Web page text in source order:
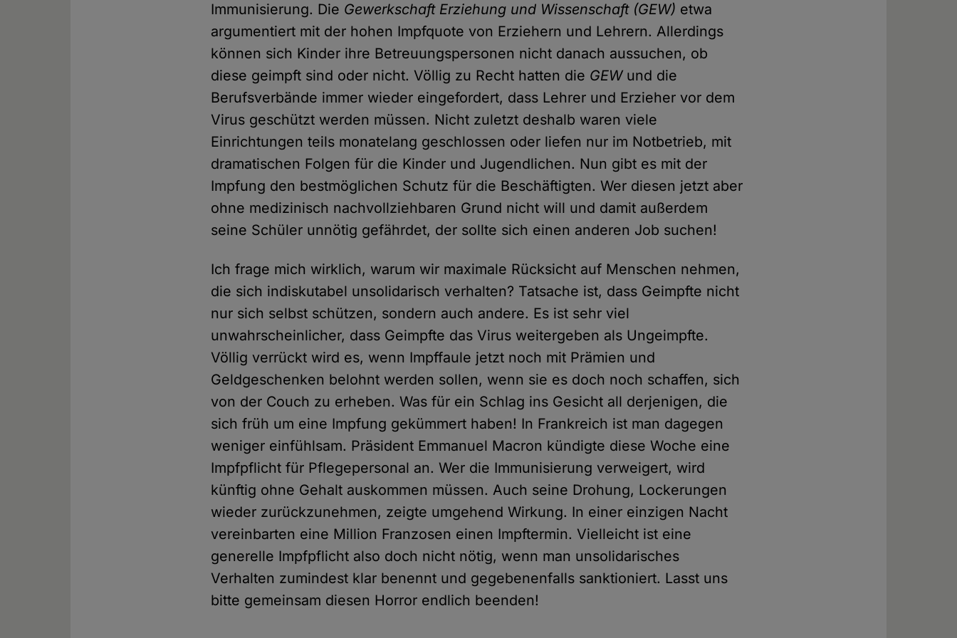
Immunisierung. Die Gewerkschaft Erziehung und Wissenschaft (GEW) etwa
argumentiert mit der hohen Impfquote von Erziehern und Lehrern. Allerdings
können sich Kinder ihre Betreuungspersonen nicht danach aussuchen, ob
diese geimpft sind oder nicht. Völlig zu Recht hatten die GEWund die
Berufsverbände immer wieder eingefordert, dass Lehrer und Erzieher vor dem
Virus geschützt werden müssen. Nicht zuletzt deshalb waren viele
Einrichtungen teils monatelang geschlossen oder liefen nur im Notbetrieb, mit
dramatischen Folgen für die Kinder und Jugendlichen. Nun gibt es mit der
Impfung den bestmöglichen Schutz für die Beschäftigten. Wer diesen jetzt aber
ohne medizinisch nachvollziehbaren Grund nicht will und damit außerdem
seine Schüler unnötig gefährdet, der sollte sich einen anderen Job suchen!
Ich frage mich wirklich, warum wir maximale Rücksicht auf Menschen nehmen,
die sich indiskutabel unsolidarisch verhalten? Tatsache ist, dass Geimpfte nicht
nur sich selbst schützen, sondern auch andere. Es ist sehr viel
unwahrscheinlicher, dass Geimpfte das Virus weitergeben als Ungeimpfte.
Völlig verrückt wird es, wenn Impffaule jetzt noch mit Prämien und
Geldgeschenken belohnt werden sollen, wenn sie es doch noch schaffen, sich
von der Couch zu erheben. Was für ein Schlag ins Gesicht all derjenigen, die
sich früh um eine Impfung gekümmert haben! In Frankreich ist man dagegen
weniger einfühlsam. Präsident Emmanuel Macron kündigte diese Woche eine
Impfpflicht für Pflegepersonal an. Wer die Immunisierung verweigert, wird
künftig ohne Gehalt auskommen müssen. Auch seine Drohung, Lockerungen
wieder zurückzunehmen, zeigte umgehend Wirkung. In einer einzigen Nacht
vereinbarten eine Million Franzosen einen Impftermin. Vielleicht ist eine
generelle Impfpflicht also doch nicht nötig, wenn man unsolidarisches
Verhalten zumindest klar benennt und gegebenenfalls sanktioniert. Lasst uns
bitte gemeinsam diesen Horror endlich beenden!